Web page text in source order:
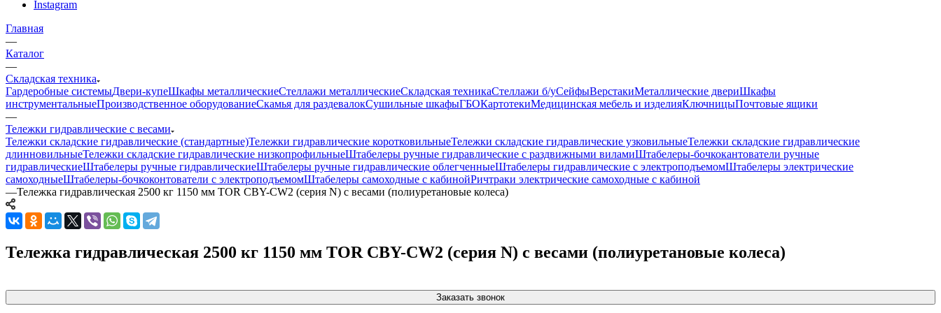
Instagram
Главная
—
Каталог
—
Складская техника
Гардеробные системыДвери-купеШкафы металлическиеСтеллажи металлическиеСкладская техникаСтеллажи б/уСейфыВерстакиМеталлические двериШкафы
инструментальныеПроизводственное оборудованиеСкамья для раздевалокСушильные шкафыГБОКартотекиМедицинская мебель и изделияКлючницыПочтовые ящики
—
Тележки гидравлические с весами
Тележки складские гидравлические (стандартные)Тележки гидравлические коротковильныеТележки складские гидравлические узковильныеТележки складские гидравлические
длинновильныеТележки складские гидравлические низкопрофильныеШтабелеры ручные гидравлические с раздвижными виламиШтабелеры-бочкокантователи ручные
гидравлическиеШтабелеры ручные гидравлическиеШтабелеры ручные гидравлические облегченныеШтабелеры гидравлические c электроподъемомШтабелеры электрические
самоходныеШтабелеры-бочкоконтователи с электроподъемомШтабелеры самоходные с кабинойРичтраки электрические самоходные с кабиной
—Тележка гидравлическая 2500 кг 1150 мм TOR CBY-CW2 (серия N) с весами (полиуретановые колеса)
Тележка гидравлическая 2500 кг 1150 мм TOR CBY-CW2 (серия N) с весами (полиуретановые колеса)
Заказать звонок